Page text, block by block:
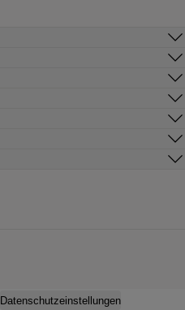
Datenschutzeinstellungen